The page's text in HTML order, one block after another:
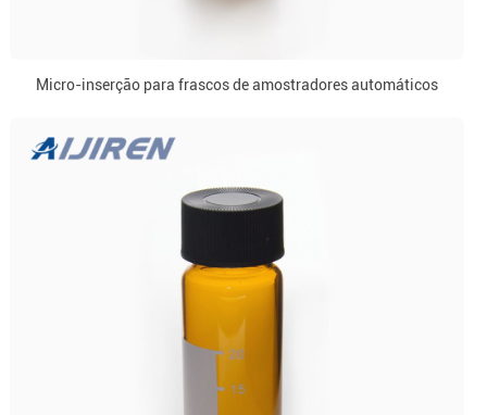
Micro-inserção para frascos de amostradores automáticos